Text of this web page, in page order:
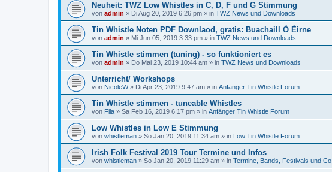
Neuheit: TWZ Low Whistles in C, D, F und G Stimmung
von admin » Di Aug 20, 2019 6:26 pm » in TWZ News und Downloads
Tin Whistle Noten PDF Downlaod, gratis: Buachaill Ò Èirne
von admin » Mi Jun 05, 2019 3:33 pm » in TWZ News und Downloads
Tin Whistle stimmen (tuning) - so funktioniert es
von admin » Do Mai 23, 2019 10:44 am » in TWZ News und Downloads
Unterricht/ Workshops
von NicoleW» Di Apr 23, 2019 9:47 am » in Anfänger Tin Whistle Forum
Tin Whistle stimmen - tuneable Whistles
von Fila » Sa Feb 16, 2019 6:17 pm » in Anfänger Tin Whistle Forum
Low Whistles in Low E Stimmung
von whistleman » So Jan 20, 2019 11:34 am » in Low Tin Whistle Forum
Irish Folk Festival 2019 Tour Termine und Infos
von whistleman » So Jan 20, 2019 11:29 am » in Termine, Bands, Festivals und Co.